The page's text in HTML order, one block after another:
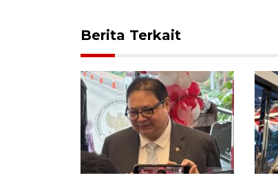
Berita Terkait